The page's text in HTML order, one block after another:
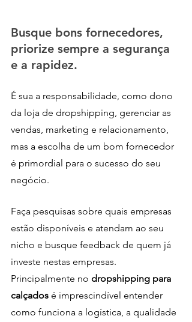
Busque bons fornecedores,
priorize sempre a segurança
e a rapidez.
É sua a responsabilidade, como dono
da loja de dropshipping, gerenciar as
vendas, marketing e relacionamento,
mas a escolha de um bom fornecedor
é primordial para o sucesso do seu
negócio.
Faça pesquisas sobre quais empresas
estão disponíveis e atendam ao seu
nicho e busque feedback de quem já
investe nestas empresas.
Principalmente no dropshipping para
calçados é imprescindível entender
como funciona a logística, a qualidade